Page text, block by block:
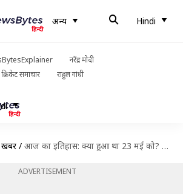
अन्य Hindi
नरेंद्र मोदी
क्रिकेट समाचार राहुल गांधी
खबरें / आज का इतिहास: क्या हुआ था 23 मई को? जानें इतिहास
ADVERTISEMENT